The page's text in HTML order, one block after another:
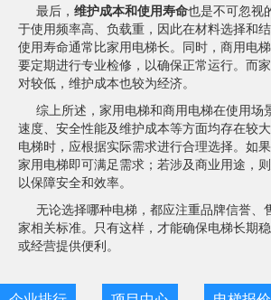
最后， 维护成本和使用寿命也是不可忽视
于使用频率高、负载重，因此在材料选择和
使用寿命通常比家用电梯长。同时，商用电
要定期进行专业检修，以确保正常运行。而
对较低，维护成本也较为经济。
综上所述，家用电梯和商用电梯在使用场
速度、安全性能及维护成本等方面均存在较
电梯时，应根据实际需求进行合理选择。如
家用电梯即可满足需求；若涉及商业用途，
以保障安全和效率。
无论选择哪种电梯，都应注重品牌信誉、
家相关标准。只有这样，才能确保电梯长期
或经营提供便利。